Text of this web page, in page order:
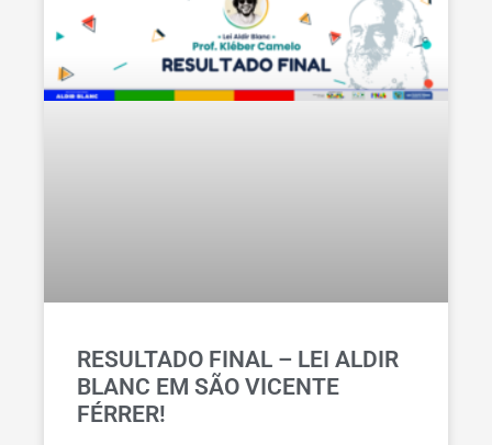
RESULTADO FINAL – LEI ALDIR
BLANC EM SÃO VICENTE
FÉRRER!